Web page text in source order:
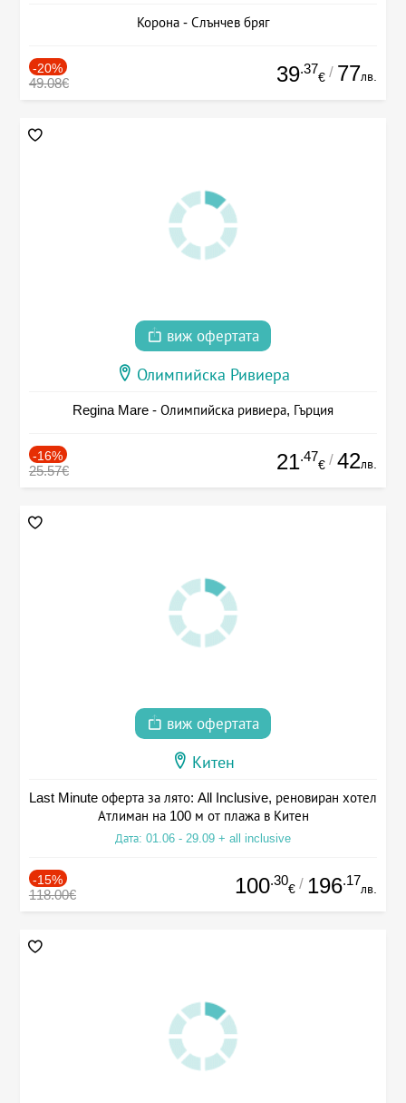
Корона - Слънчев бряг
-20%
49.08€ 39.37
€ / 77лв.
виж офертата
Олимпийска Ривиера
Regina Mare - Олимпийска ривиера, Гърция
-16%
25.57€ 21.47
€ / 42лв.
виж офертата
Китен
Last Minute оферта за лято: All Inclusive, реновиран хотел
Атлиман на 100 м от плажа в Китен
Дата: 01.06 - 29.09 + all inclusive
-15%
118.00€ 100.30
€ / 196.17
лв.